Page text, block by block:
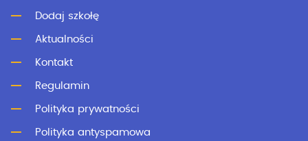
Dodaj szkołę
Aktualności
Kontakt
Regulamin
Polityka prywatności
Polityka antyspamowa